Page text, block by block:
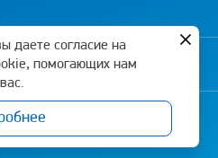
права защищены
даете согласие на
помогающих нам